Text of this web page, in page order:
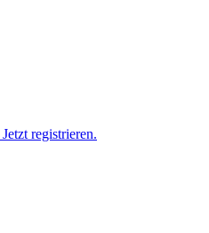
registrieren.